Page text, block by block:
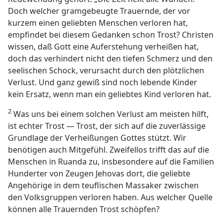
Doch welcher gramgebeugte Trauernde, der vor
kurzem einen geliebten Menschen verloren hat,
empfindet bei diesem Gedanken schon Trost? Christen
wissen, daß Gott eine Auferstehung verheißen hat,
doch das verhindert nicht den tiefen Schmerz und den
seelischen Schock, verursacht durch den plötzlichen
Verlust. Und ganz gewiß sind noch lebende Kinder
kein Ersatz, wenn man ein geliebtes Kind verloren hat.
2 Was uns bei einem solchen Verlust am meisten hilft,
ist echter Trost — Trost, der sich auf die zuverlässige
Grundlage der Verheißungen Gottes stützt. Wir
benötigen auch Mitgefühl. Zweifellos trifft das auf die
Menschen in Ruanda zu, insbesondere auf die Familien
Hunderter von Zeugen Jehovas dort, die geliebte
Angehörige in dem teuflischen Massaker zwischen
den Volksgruppen verloren haben. Aus welcher Quelle
können alle Trauernden Trost schöpfen?